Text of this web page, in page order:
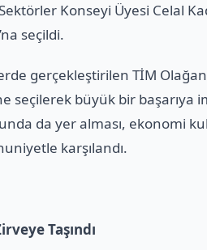
Konseyi Üyesi Celal
seçildi.
gerçekleştirilen TİM
seçilerek büyük bir başarıya
da yer alması, ekonomi
karşılandı.
Taşındı